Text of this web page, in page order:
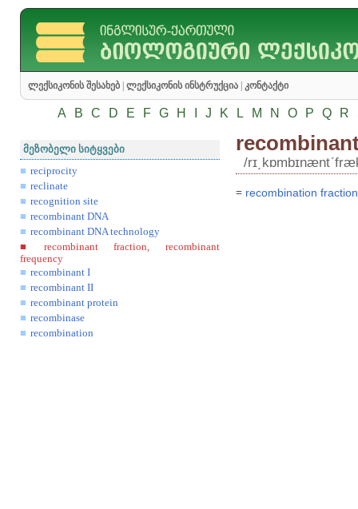
ლექსიკონის შესახებ ლექსიკონის ინსტრუქცია კონტაქტი
A B C D E F G H J K L M N O P Q R
მეზობელი სიტყვები
reciprocity
reclinate
recognition site
recombinant DNA
recombinant DNA technology
recombinant fraction, recombinant
frequency
recombinant I
recombinant II
recombinant protein
recombinase
recombination
/
= recombination fraction